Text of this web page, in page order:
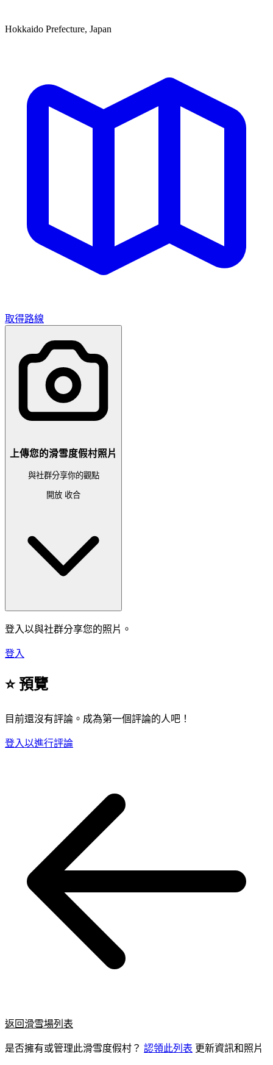
Hokkaido Prefecture, Japan
取得路線
上傳您的滑雪度假村照片
與社群分享你的觀點
開放 收合
登入以與社群分享您的照片。
登入
⭐ 預覽
目前還沒有評論。成為第一個評論的人吧！
登入以進行評論
返回滑雪場列表
是否擁有或管理此滑雪度假村？ 認領此列表 更新資訊和照片